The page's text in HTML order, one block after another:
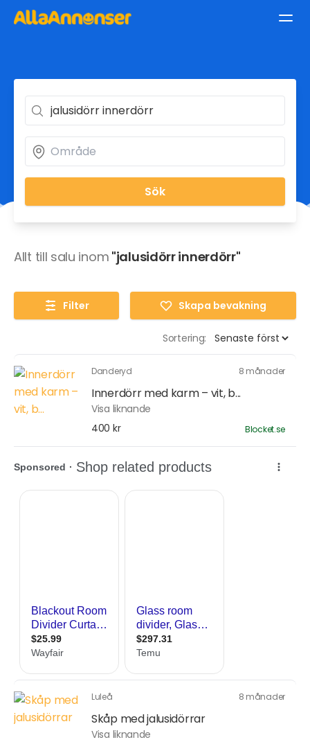
Sök
Allt till salu inom "jalusidörr innerdörr"
Filter Skapa bevakning
Sortering:
Danderyd 8 månader
Innerdörr med karm – vit, b...
Visa liknande
400 kr
Blocket.se
Luleå 8 månader
Skåp med jalusidörrar
Visa liknande